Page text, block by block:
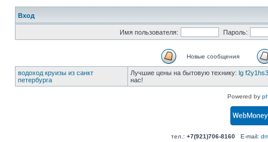
Вход
Имя пользователя: Пароль:
Новые сообщения
водоход круизы из санкт
петербурга
Лучшие цены на бытовую технику: lg
нас!
Powered by
тел.: +7(921)706-8160E-mail: